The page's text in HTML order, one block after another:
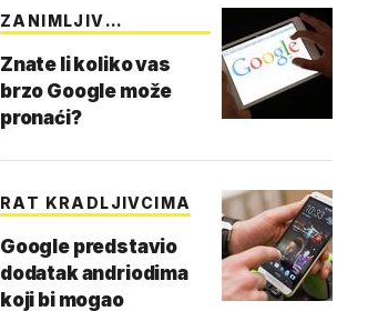
ZANIMLJIV
Znate li koliko vas
brzo Google može
pronaći?
RAT KRADLJIVCIMA
Google predstavio
dodatak andriodima
koji bi mogao